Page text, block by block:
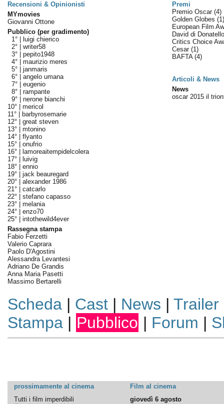
Recensioni & Opinionisti
Premi
MYmovies
Giovanni Ottone
Pubblico (per gradimento)
1° |
luigi chierico
2° | writer58
3° | pepito1948
4° | maurizio meres
5° | janmaris
6° | angelo umana
7° | eugenio
8° | rampante
9° | nerone bianchi
10° | mericol
11° |
barbyrosemarie
12° | great steven
13° | mtonino
14° | flyanto
15° | onufrio
16° |
lamoreaitempidelcolera
17° |
luivig
18° | ennio
19° | jack beauregard
20° | alexander 1986
21° | catcarlo
22° | stefano capasso
23° | melania
24° | enzo70
25° | intothewild4ever
Rassegna stampa
Fabio Ferzetti
Valerio Caprara
Paolo D'Agostini
Alessandra Levantesi
Adriano De Grandis
Anna Maria Pasetti
Massimo Bertarelli
Premio Oscar (4)
Golden Globes (1)
European Film
David di
Critics Choice
Cesar (1)
BAFTA (4)
Articoli & News
News
oscar 2015 il
Scheda| Cast| News | Trailer
Stampa| Pubblico | Forum |
prossimamente al cinema
Film al cinema
Tutti i film imperdibili
giovedì 6 agosto